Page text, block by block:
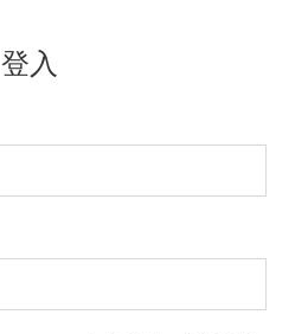
登入